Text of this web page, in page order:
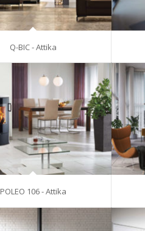
Q-BIC - Attika
POLEO 106 - Attika